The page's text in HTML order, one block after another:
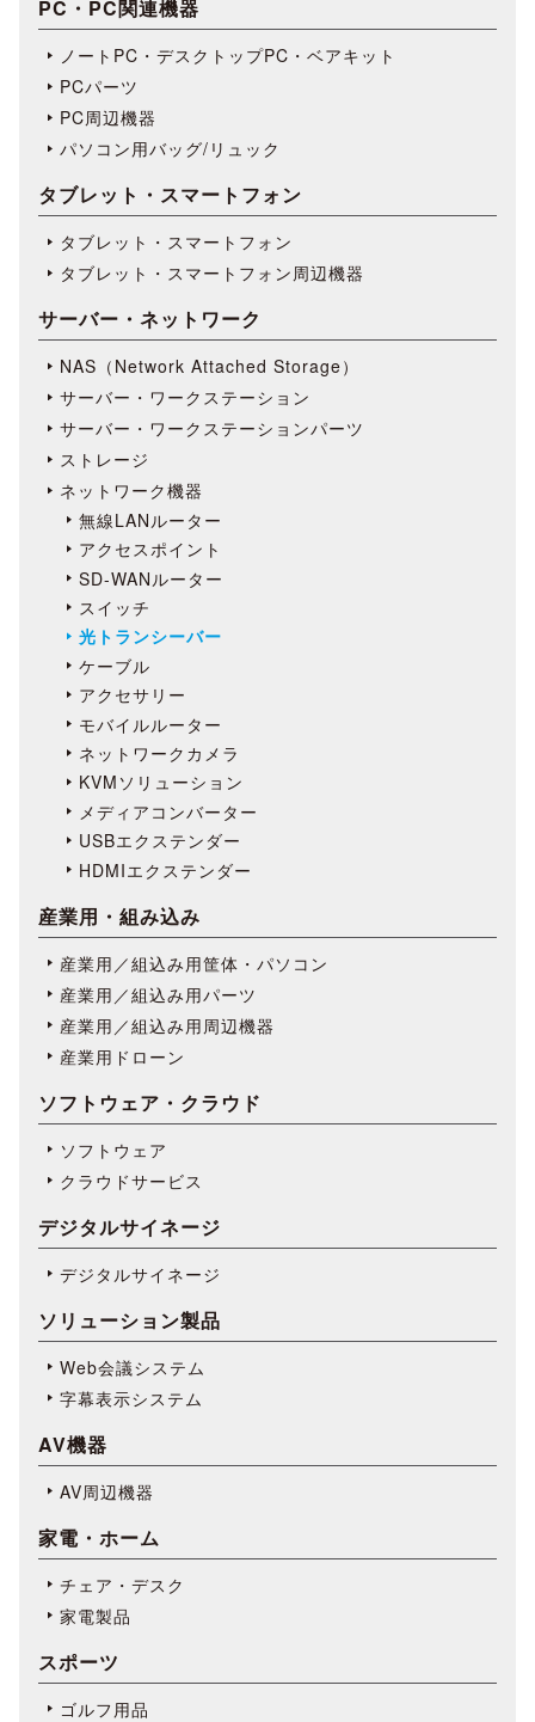
PC・PC関連機器
ノートPC・デスクトップPC・ベアキット
PCパーツ
PC周辺機器
パソコン用バッグ/リュック
タブレット・スマートフォン
タブレット・スマートフォン
タブレット・スマートフォン周辺機器
サーバー・ネットワーク
NAS（Network Attached Storage）
サーバー・ワークステーション
サーバー・ワークステーションパーツ
ストレージ
ネットワーク機器
無線LANルーター
アクセスポイント
SD-WANルーター
スイッチ
光トランシーバー
ケーブル
アクセサリー
モバイルルーター
ネットワークカメラ
KVMソリューション
メディアコンバーター
USBエクステンダー
HDMIエクステンダー
産業用・組み込み
産業用／組込み用筐体・パソコン
産業用／組込み用パーツ
産業用／組込み用周辺機器
産業用ドローン
ソフトウェア・クラウド
ソフトウェア
クラウドサービス
デジタルサイネージ
デジタルサイネージ
ソリューション製品
Web会議システム
字幕表⽰システム
AV機器
AV周辺機器
家電・ホーム
チェア・デスク
家電製品
スポーツ
ゴルフ用品